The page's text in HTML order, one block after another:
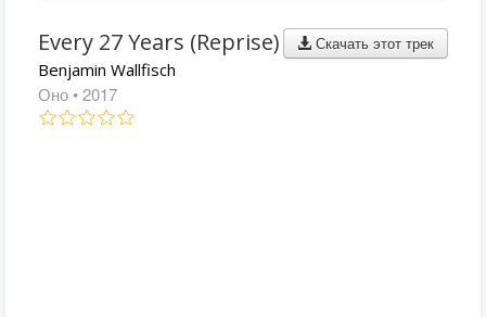
Скачать этот трек
Every 27 Years (Reprise)
Benjamin Wallfisch
Оно • 2017